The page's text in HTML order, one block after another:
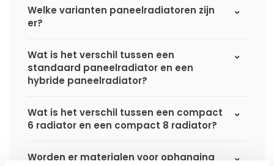
Welke varianten paneelradiatoren zijn
er?
Wat is het verschil tussen een
standaard paneelradiator en een
hybride paneelradiator?
Wat is het verschil tussen een compact
6 radiator en een compact 8 radiator?
Worden er materialen voor ophanging